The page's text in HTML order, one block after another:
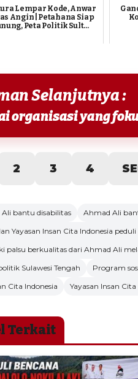
Lempar Kode, Anwar
Angin | Petahana Siap
Peta Politik Sult...
Selanjutnya :
2 3 4
bantu disabilitas
Ahmad Ali
Yayasan Insan Cita Indonesia
palsu berkualitas dari Ahmad Ali
Sulawesi Tengah
Program
Cita Indonesia
Yayasan Insan
Terkait